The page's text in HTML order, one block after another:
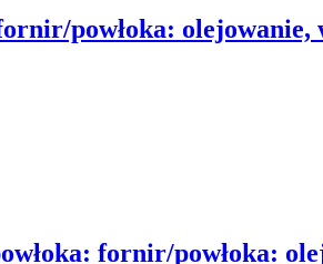
powłoka:
fornir/powłoka: